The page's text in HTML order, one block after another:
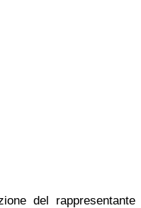
del rappresentante